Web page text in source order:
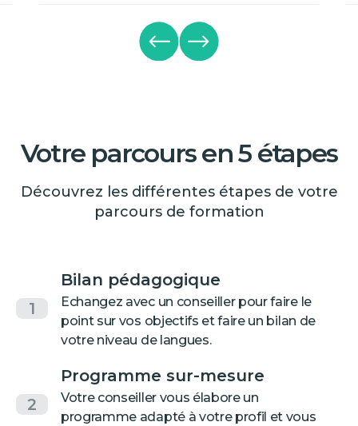
Votre parcours en 5 étapes
Découvrez les différentes étapes de votre
parcours de formation
1
Bilan pédagogique
Echangez avec un conseiller pour faire le
point sur vos objectifs et faire un bilan de
votre niveau de langues.
2
Programme sur-mesure
Votre conseiller vous élabore un
programme adapté à votre profil et vous